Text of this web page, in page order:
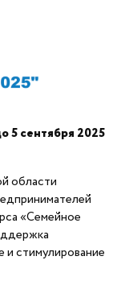
5 сентября 2025
области
«Семейное
и стимулирование